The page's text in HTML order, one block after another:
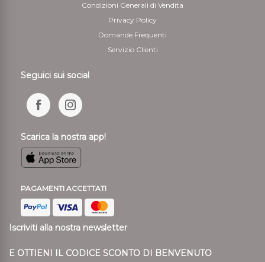
Condizioni Generali di Vendita
Privacy Policy
Domande Frequenti
Servizio Clienti
Seguici sui social
Scarica la nostra app!
PAGAMENTI ACCETTATI
Iscriviti alla nostra newsletter
E OTTIENI IL CODICE SCONTO DI BENVENUTO